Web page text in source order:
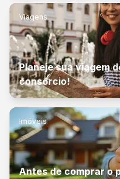
Viagens
Planeje sua viagem
consórcio!
Imóveis
Antes de comprar o